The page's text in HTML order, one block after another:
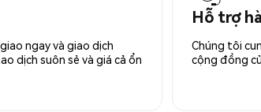
ngay và giao dịch
dịch suôn sẻ và giá cả ổn
Hỗ trợ
Chúng tôi
cộng đồng